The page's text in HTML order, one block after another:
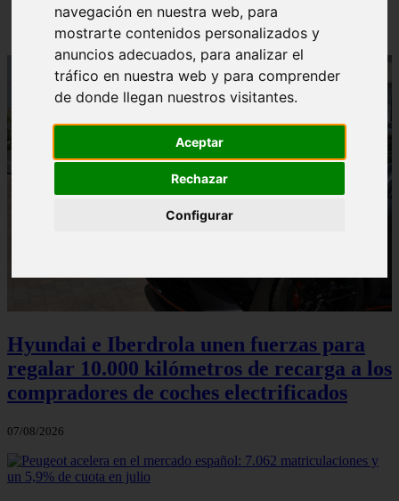
navegación en nuestra web, para
mostrarte contenidos personalizados y
anuncios adecuados, para analizar el
tráfico en nuestra web y para comprender
de donde llegan nuestros visitantes.
Aceptar
Rechazar
Configurar
Hyundai e Iberdrola unen fuerzas para
regalar 10.000 kilómetros de recarga a los
compradores de coches electrificados
07/08/2026